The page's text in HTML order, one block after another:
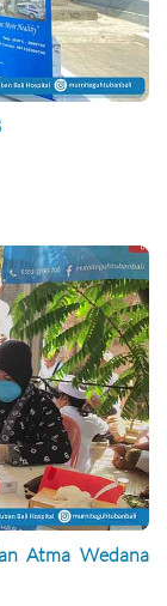
Atma Wedana